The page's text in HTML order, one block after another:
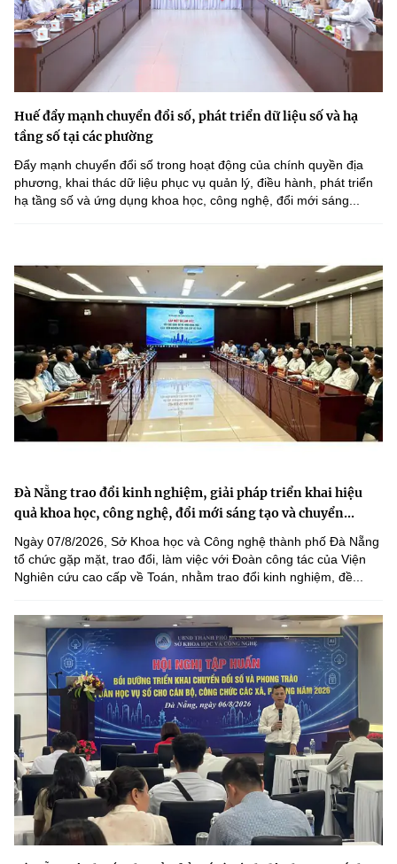
Huế đẩy mạnh chuyển đổi số, phát triển dữ liệu số và hạ
tầng số tại các phường
Đẩy mạnh chuyển đổi số trong hoạt động của chính quyền địa
phương, khai thác dữ liệu phục vụ quản lý, điều hành, phát triển
hạ tầng số và ứng dụng khoa học, công nghệ, đổi mới sáng...
Đà Nẵng trao đổi kinh nghiệm, giải pháp triển khai hiệu
quả khoa học, công nghệ, đổi mới sáng tạo và chuyển...
Ngày 07/8/2026, Sở Khoa học và Công nghệ thành phố Đà Nẵng
tổ chức gặp mặt, trao đổi, làm việc với Đoàn công tác của Viện
Nghiên cứu cao cấp về Toán, nhằm trao đổi kinh nghiệm, đề...